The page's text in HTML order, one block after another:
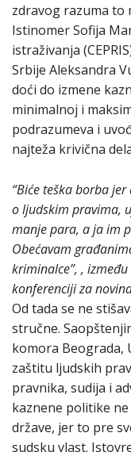
zdravog razuma to
Istinomer Sofija
istraživanja
Srbije Aleksandra
doći do izmene
minimalnoj i
podrazumeva i
najteža krivična
“Biće teška borba
o ljudskim pravima,
manje para, a ja im
Obećavam
kriminalce”, ,
konferenciji za
Od tada se ne
stručne.
komora Beograda,
zaštitu ljudskih
pravnika, sudija i
kaznene politike
države, jer to pre
sudsku vlast.